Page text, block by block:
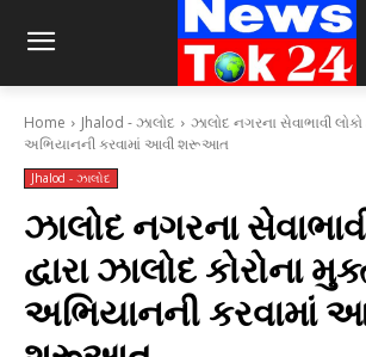
Home Jhalod - ઝાલોદ
ઝાલોદ નગરના સેવાભાવી લોકો
અભિયાનની કરવામાં આવી શરૂઆત
Jhalod - ઝાલોદ
ઝાલોદ નગરના
દ્વારા ઝાલોદ કોરોના
અભિયાનની કરવામાં